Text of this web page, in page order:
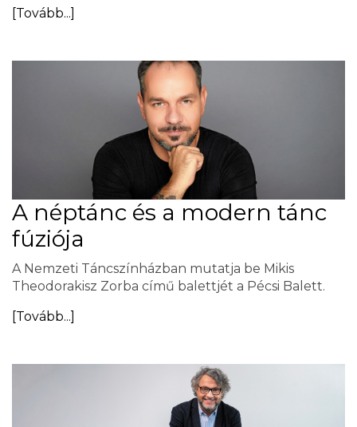
[Tovább...]
A néptánc és a modern tánc
fúziója
A Nemzeti Táncszínházban mutatja be Mikis
Theodorakisz Zorba című balettjét a Pécsi Balett.
[Tovább...]